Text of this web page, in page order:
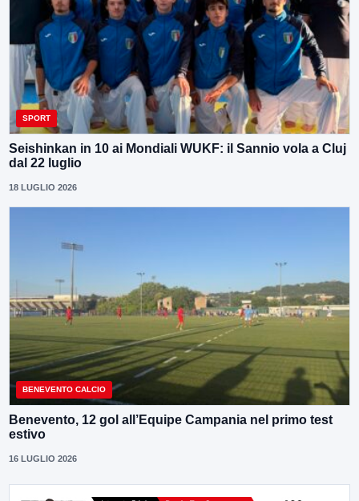
SPORT
Seishinkan in 10 ai Mondiali WUKF: il Sannio vola a Cluj
dal 22 luglio
18 LUGLIO 2026
BENEVENTO CALCIO
Benevento, 12 gol all’Equipe Campania nel primo test
estivo
16 LUGLIO 2026